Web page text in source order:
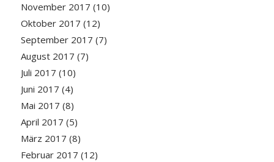
November 2017 (10)
Oktober 2017 (12)
September 2017 (7)
August 2017 (7)
Juli 2017 (10)
Juni 2017 (4)
Mai 2017 (8)
April 2017 (5)
März 2017 (8)
Februar 2017 (12)